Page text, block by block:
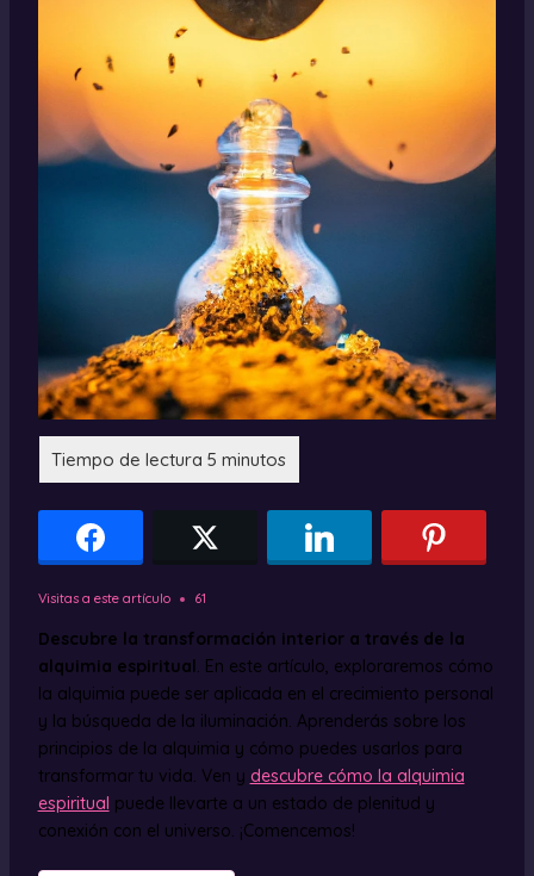
Visitas a este artículo 61
Descubre la transformación interior a través de la
alquimia espiritual. En este artículo, exploraremos cómo
la alquimia puede ser aplicada en el crecimiento personal
y la búsqueda de la iluminación. Aprenderás sobre los
principios de la alquimia y cómo puedes usarlos para
transformar tu vida. Ven y descubre cómo la alquimia
espiritual puede llevarte a un estado de plenitud y
conexión con el universo. ¡Comencemos!